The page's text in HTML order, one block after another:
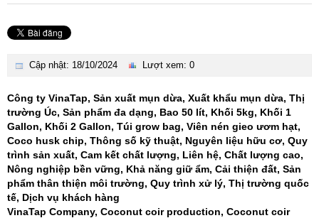
Cập nhật: 18/10/2024 Lượt xem: 0
Công ty VinaTap, Sản xuất mụn dừa, Xuất khẩu mụn dừa, Thị
trường Úc, Sản phẩm đa dạng, Bao 50 lít, Khối 5kg, Khối 1
Gallon, Khối 2 Gallon, Túi grow bag, Viên nén gieo ươm hạt,
Coco husk chip, Thông số kỹ thuật, Nguyên liệu hữu cơ, Quy
trình sản xuất, Cam kết chất lượng, Liên hệ, Chất lượng cao,
Nông nghiệp bền vững, Khả năng giữ ẩm, Cải thiện đất, Sản
phẩm thân thiện môi trường, Quy trình xử lý, Thị trường quốc
tế, Dịch vụ khách hàng
VinaTap Company, Coconut coir production, Coconut coir